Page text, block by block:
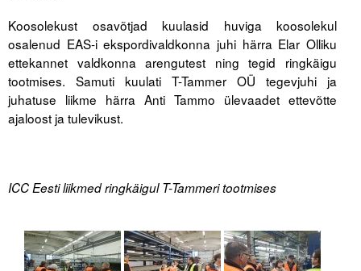
ICC WBO
ICC komisjonid
Digiraamatukogu
Juhendid ja väljaanded
Liitu meililistiga
Oskusteave
Koosolekust osavõtjad kuulasid huviga koosolekul
osalenud EAS-i ekspordivaldkonna juhi härra Elar Olliku
ettekannet valdkonna arengutest ning tegid ringkäigu
tootmises. Samuti kuulati T-Tammer OÜ tegevjuhi ja
juhatuse liikme härra Anti Tammo ülevaadet ettevõtte
ajaloost ja tulevikust.
ICC Eesti liikmed ringkäigul T-Tammeri tootmises